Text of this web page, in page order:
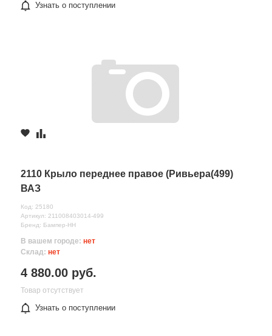
Узнать о поступлении
2110 Крыло переднее правое (Ривьера(499)
ВАЗ
Код: 25180
Артикул: 211008403014-499
Бренд: Бампер-НН
В вашем городе: нет
Склад: нет
4 880.00 руб.
Товар отсутствует
Узнать о поступлении